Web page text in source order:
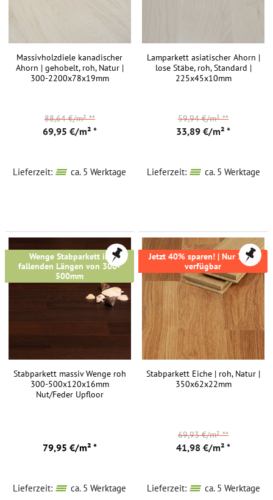
Massivholzdiele kanadischer
Ahorn | gehobelt, roh, Natur |
300-2200x78x19mm
69,95 €/m² *
88,64 €/m²**
Lieferzeit: ca. 5 Werktage
Lamparkett asiatischer Ahorn |
lose Stäbe, roh, Standard |
225x45x10mm
33,89 €/m² *
59,94 €/m²**
Lieferzeit: ca. 5 Werktage
Wenge Stabparkett in
fallenden Längen von 300-
500mm
Stabparkett massiv Wenge roh
300-500x120x16mm
Nut/Feder Upfloor
79,95 €/m² *
Lieferzeit: ca. 5 Werktage
Jetzt 40% sparen! | Nur 73m²
verfügbar
Stabparkett Eiche | roh, Natur |
350x62x22mm
41,98 €/m² *
69,93 €/m²**
Lieferzeit: ca. 5 Werktage